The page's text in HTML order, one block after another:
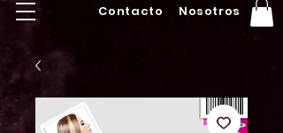
Contacto Nosotros